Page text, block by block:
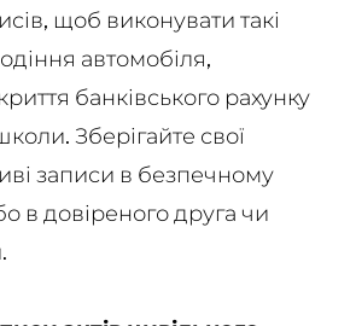
щоб виконувати такі
автомобіля,
банківського рахунку
Зберігайте свої
записи в безпечному
в довіреного друга чи